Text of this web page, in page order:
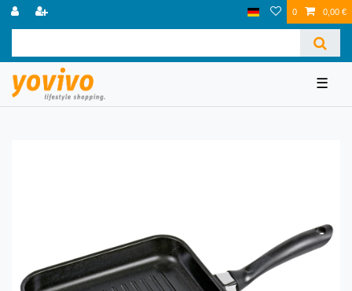
0 0,00 €
☰